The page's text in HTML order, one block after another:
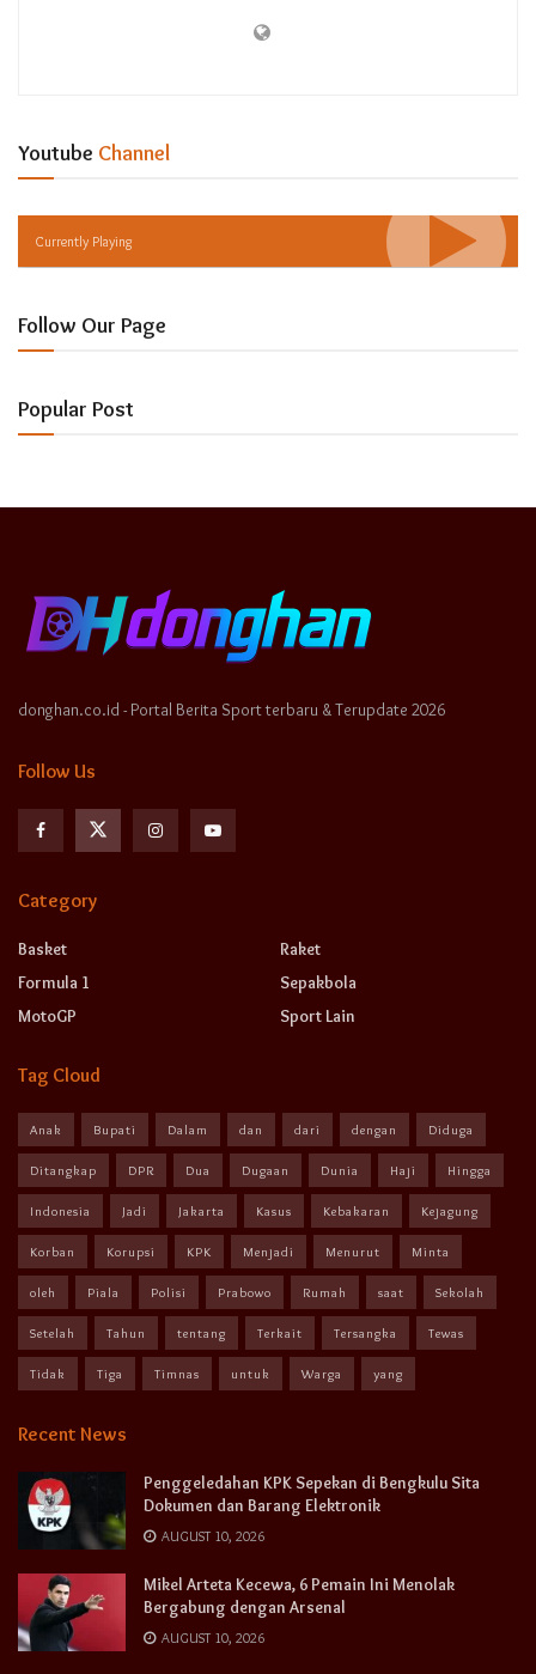
Youtube Channel
Currently Playing
Follow Our Page
Popular Post
donghan.co.id - Portal Berita Sport terbaru & Terupdate 2026
Follow Us
Category
Basket
Formula 1
MotoGP
Raket
Sepakbola
Sport Lain
Tag Cloud
Anak Bupati Dalam dan dari dengan Diduga
Ditangkap DPR Dua Dugaan Dunia Haji Hingga
Indonesia Jadi Jakarta Kasus Kebakaran Kejagung
Korban Korupsi KPK Menjadi Menurut Minta
oleh Piala Polisi Prabowo Rumah saat Sekolah
Setelah Tahun tentang Terkait Tersangka Tewas
Tidak Tiga Timnas untuk Warga yang
Recent News
Penggeledahan KPK Sepekan di Bengkulu Sita
Dokumen dan Barang Elektronik
AUGUST 10, 2026
Mikel Arteta Kecewa, 6 Pemain Ini Menolak
Bergabung dengan Arsenal
AUGUST 10, 2026